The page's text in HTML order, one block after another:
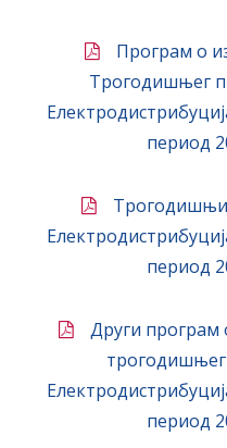
Програм о
Трогодишњег
период
период
Други
период